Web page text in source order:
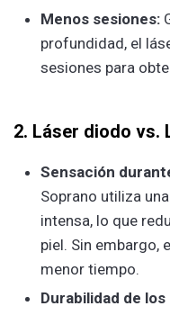
Menos sesiones:
profundidad, el
sesiones para
2. Láser diodo vs.
Sensación
Soprano utiliza
intensa, lo que
piel. Sin embargo,
menor tiempo.
Durabilidad de